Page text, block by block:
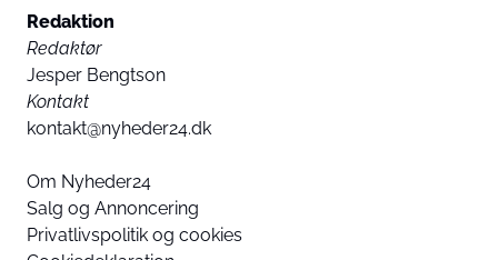
Redaktion
Redaktør
Jesper Bengtson
Kontakt
kontakt@nyheder24.dk
Om Nyheder24
Salg og Annoncering
Privatlivspolitik og cookies